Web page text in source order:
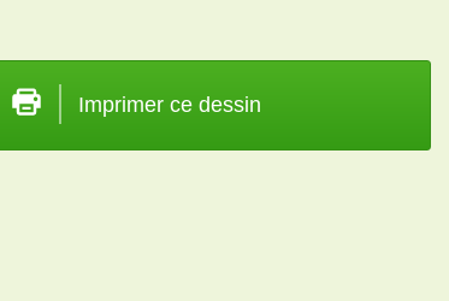
Imprimer ce dessin